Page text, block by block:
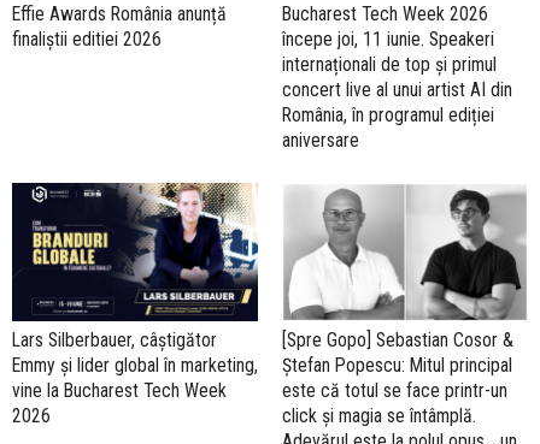
Effie Awards România anunță
finaliștii editiei 2026
Bucharest Tech Week 2026
începe joi, 11 iunie. Speakeri
internaționali de top și primul
concert live al unui artist AI din
România, în programul ediției
aniversare
Lars Silberbauer, câștigător
Emmy și lider global în marketing,
vine la Bucharest Tech Week
2026
[Spre Gopo] Sebastian Cosor &
Ștefan Popescu: Mitul principal
este că totul se face printr-un
click și magia se întâmplă.